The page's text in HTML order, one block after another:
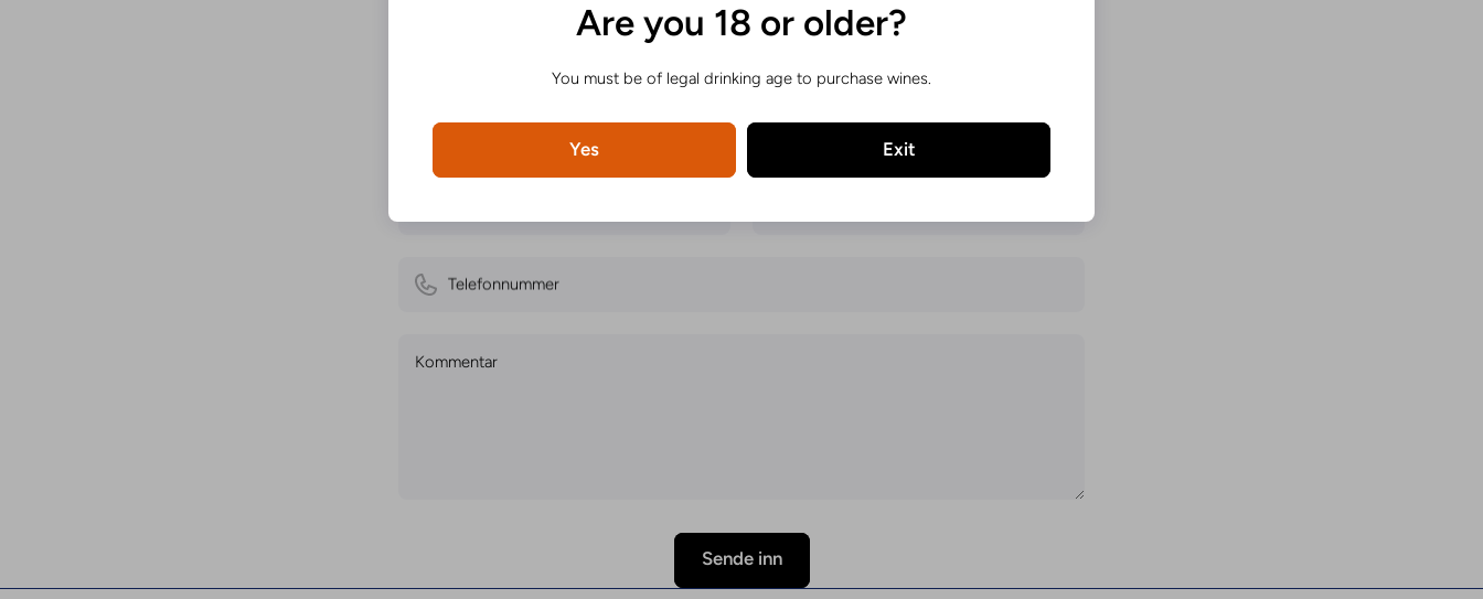
Kontakt skjema
Telefonnummer
Kommentar
Sende inn
Are you 18 or older?
You must be of legal drinking age to purchase wines.
Yes Exit